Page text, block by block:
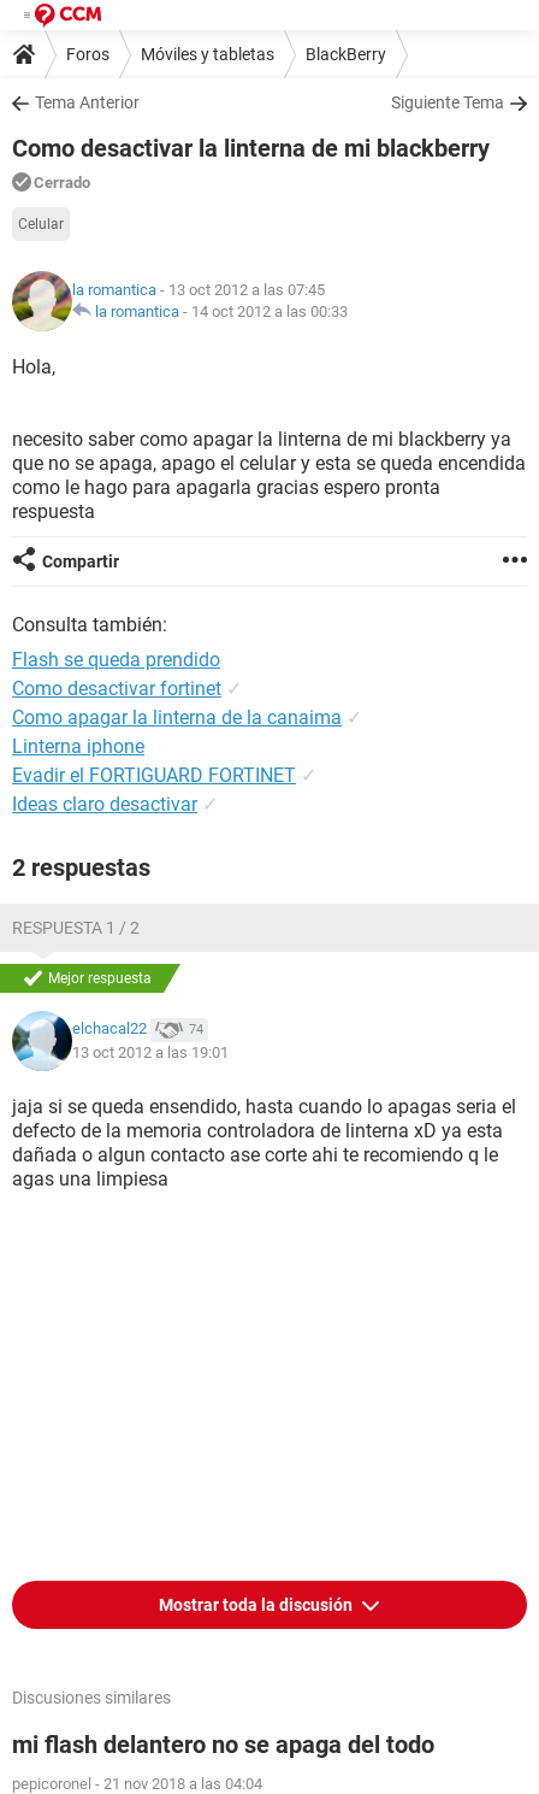
Foros Móviles y tabletas BlackBerry
Tema Anterior Siguiente Tema
Como desactivar la linterna de mi blackberry
Cerrado
Celular
la romantica - 13 oct 2012 a las 07:45
la romantica - 14 oct 2012 a las 00:33
Hola,
necesito saber como apagar la linterna de mi blackberry ya
que no se apaga, apago el celular y esta se queda encendida
como le hago para apagarla gracias espero pronta
respuesta
Compartir
Consulta también:
Flash se queda prendido
Como desactivar fortinet ✓
Como apagar la linterna de la canaima ✓
Linterna iphone
Evadir el FORTIGUARD FORTINET ✓
Ideas claro desactivar ✓
2 respuestas
RESPUESTA 1 / 2
Mejor respuesta
elchacal22 74
13 oct 2012 a las 19:01
jaja si se queda ensendido, hasta cuando lo apagas seria el
defecto de la memoria controladora de linterna xD ya esta
dañada o algun contacto ase corte ahi te recomiendo q le
agas una limpiesa
Mostrar toda la discusión
Discusiones similares
mi flash delantero no se apaga del todo
pepicoronel - 21 nov 2018 a las 04:04